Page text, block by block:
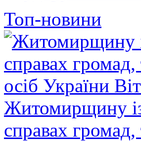
Топ-новини
Житомирщину із
справах